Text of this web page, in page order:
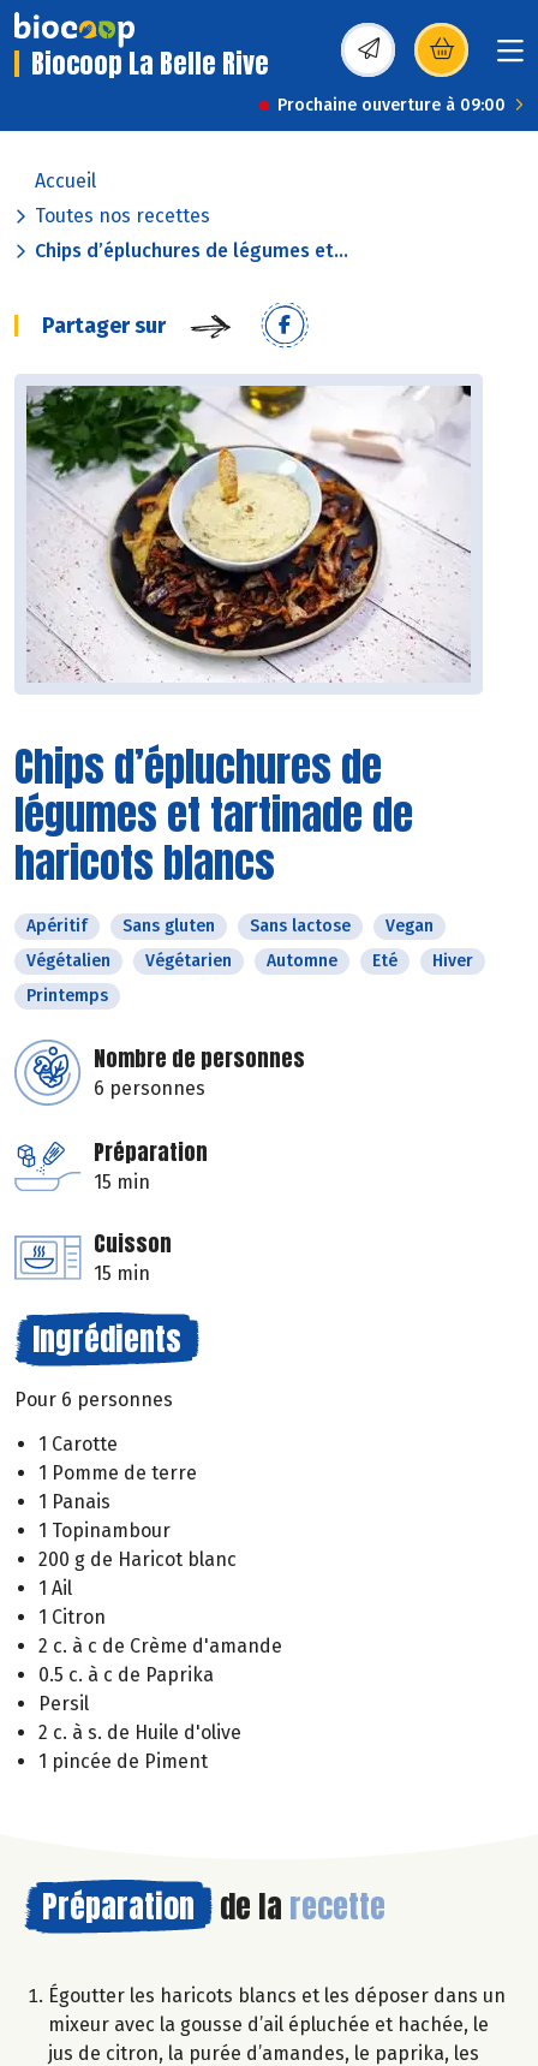
Biocoop La Belle Rive (s’ouvre dans une
Prochaine ouverture à 09:00
Accueil
Toutes nos recettes
Chips d’épluchures de légumes et...
Partager sur
Chips d’épluchures de
légumes et tartinade de
haricots blancs
Apéritif Sans gluten Sans lactose
Vegan
Végétalien
Végétarien Automne Eté
Hiver
Printemps
Nombre de personnes
6 personnes
Préparation
15 min
Cuisson
15 min
Ingrédients
Pour 6 personnes
1 Carotte
1 Pomme de terre
1 Panais
1 Topinambour
200 g de Haricot blanc
1 Ail
1 Citron
2 c. à c de Crème d'amande
0.5 c. à c de Paprika
Persil
2 c. à s. de Huile d'olive
1 pincée de Piment
Préparation de la recette
Égoutter les haricots blancs et les déposer dans un
mixeur avec la gousse d’ail épluchée et hachée, le
jus de citron, la purée d’amandes, le paprika, les